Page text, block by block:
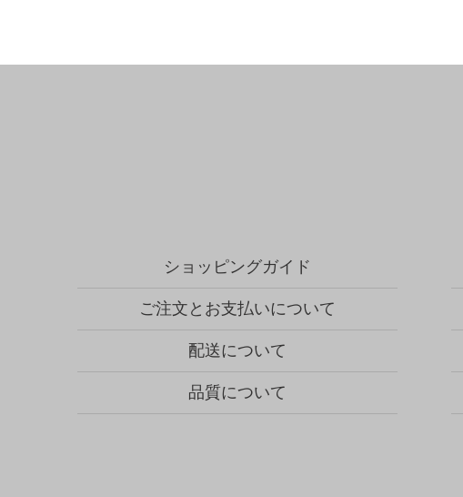
ショッピングガイド
ご注文とお支払いについて
配送について
品質について